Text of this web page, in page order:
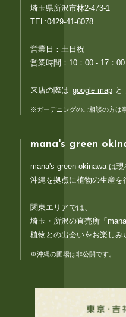
埼玉県所沢市林2-473-1
TEL:0429-41-6078
営業日：土日祝
営業時間：10：00 - 17：00
来店の際は google map と
※ガーデニングのご相談の方は
mana's green
mana's green okinawa は現
沖縄を拠点に植物の生産を
関東エリアでは、
埼玉・所沢の直売所「
植物との出会いをお楽しみ
※沖縄の圃場は非公開です。